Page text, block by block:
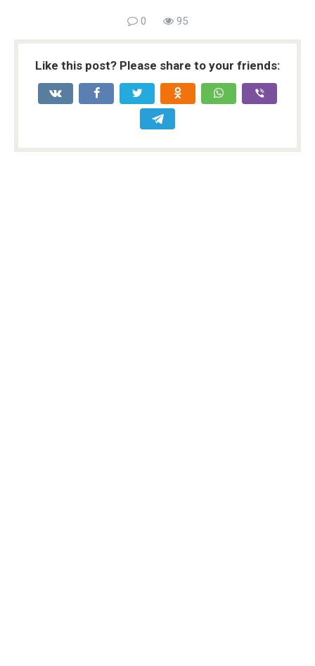
0 95
Like this post? Please share to your friends: